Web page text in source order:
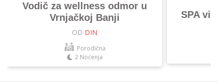
Vodič za wellness odmor u
Vrnjačkoj Banji
OD DIN
Porodična
2 Noćenja
SPA